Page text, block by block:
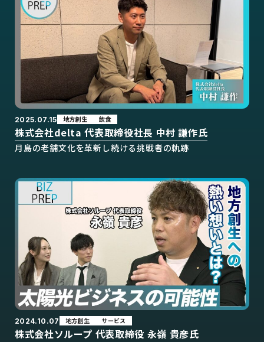
2025.07.15 地方創生 飲食
株式会社delta 代表取締役社長 中村 謙作氏
月島の老舗文化を革新し続ける挑戦者の軌跡
2024.10.07 地方創生 サービス
株式会社ソループ 代表取締役 永嶺 貴彦氏